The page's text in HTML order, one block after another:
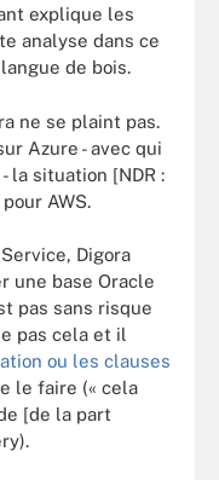
explique les
analyse dans ce
de bois.
ne se plaint pas.
Azure - avec qui
la situation [NDR :
AWS.
Digora
une base Oracle
pas sans risque
pas cela et il
ou les clauses
le faire (« cela
[de la part